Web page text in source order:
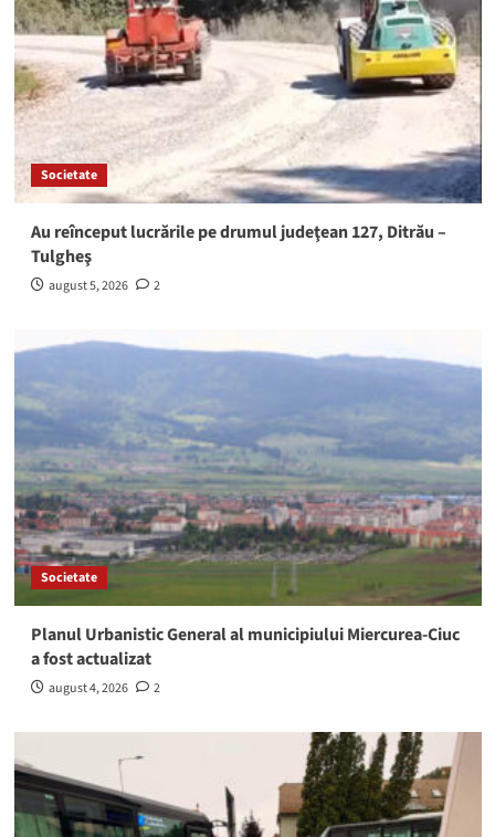
Societate
Au reînceput lucrările pe drumul judeţean 127, Ditrău –
Tulgheş
august 5, 2026 2
Societate
Planul Urbanistic General al municipiului Miercurea-Ciuc
a fost actualizat
august 4, 2026 2